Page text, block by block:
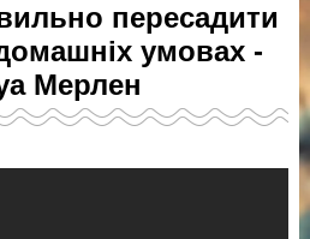
пересадити
умовах -
Мерлен